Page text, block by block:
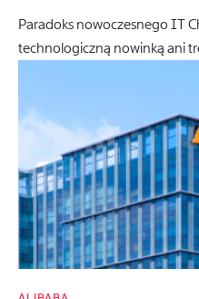
Paradoks nowoczesnego IT
technologiczną nowinką ani